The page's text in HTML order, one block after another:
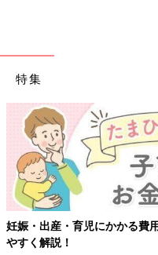
特集
妊娠・出産・育児にかかる費
やすく解説！